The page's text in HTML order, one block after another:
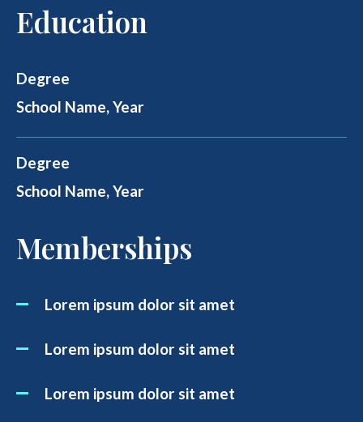
Education
Degree
School Name, Year
Degree
School Name, Year
Memberships
Lorem ipsum dolor sit amet
Lorem ipsum dolor sit amet
Lorem ipsum dolor sit amet